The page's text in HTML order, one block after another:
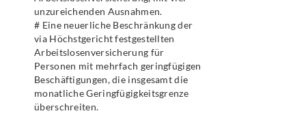
unzureichenden Ausnahmen.
# Eine neuerliche Beschränkung der
via Höchstgericht festgestellten
Arbeitslosenversicherung für
Personen mit mehrfach geringfügigen
Beschäftigungen, die insgesamt die
monatliche Geringfügigkeitsgrenze
überschreiten.